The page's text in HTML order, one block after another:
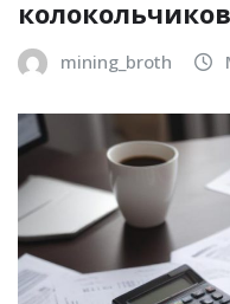
колокольчиков
mining_broth